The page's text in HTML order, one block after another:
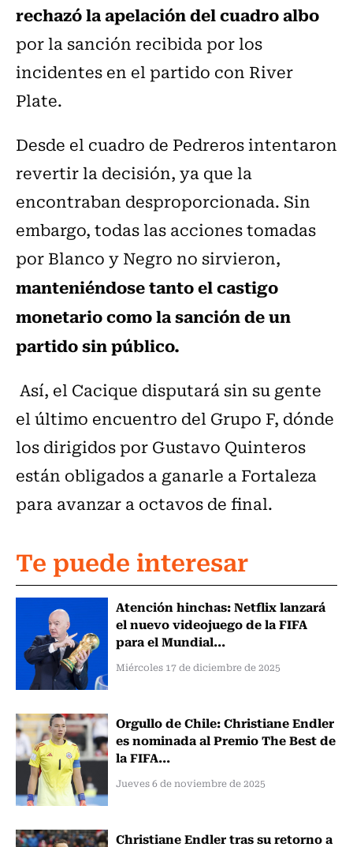
rechazó la apelación del cuadro albo
por la sanción recibida por los
incidentes en el partido con River
Plate.
Desde el cuadro de Pedreros intentaron
revertir la decisión, ya que la
encontraban desproporcionada. Sin
embargo, todas las acciones tomadas
por Blanco y Negro no sirvieron,
manteniéndose tanto el castigo
monetario como la sanción de un
partido sin público.
Así, el Cacique disputará sin su gente
el último encuentro del Grupo F, dónde
los dirigidos por Gustavo Quinteros
están obligados a ganarle a Fortaleza
para avanzar a octavos de final.
Te puede interesar
Atención hinchas: Netflix lanzará
el nuevo videojuego de la FIFA
para el Mundial...
Miércoles 17 de diciembre de 2025
Orgullo de Chile: Christiane Endler
es nominada al Premio The Best de
la FIFA...
Jueves 6 de noviembre de 2025
Christiane Endler tras su retorno a